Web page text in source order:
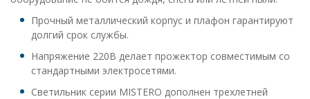
Прочный металлический корпус и плафон гарантируют
долгий срок службы.
Напряжение 220В делает прожектор совместимым со
стандартными электросетями.
Светильник серии MISTERO дополнен трехлетней